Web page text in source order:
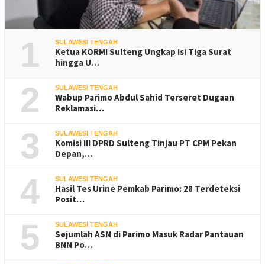
1 SULAWESI TENGAH
Ketua KORMI Sulteng Ungkap Isi Tiga Surat
hingga U…
2 SULAWESI TENGAH
Wabup Parimo Abdul Sahid Terseret Dugaan
Reklamasi…
3 SULAWESI TENGAH
Komisi III DPRD Sulteng Tinjau PT CPM Pekan
Depan,…
4 SULAWESI TENGAH
Hasil Tes Urine Pemkab Parimo: 28 Terdeteksi
Posit…
5 SULAWESI TENGAH
Sejumlah ASN di Parimo Masuk Radar Pantauan
BNN Po…